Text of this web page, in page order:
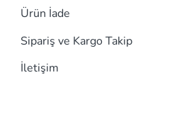
Ürün İade
Sipariş ve Kargo Takip
İletişim